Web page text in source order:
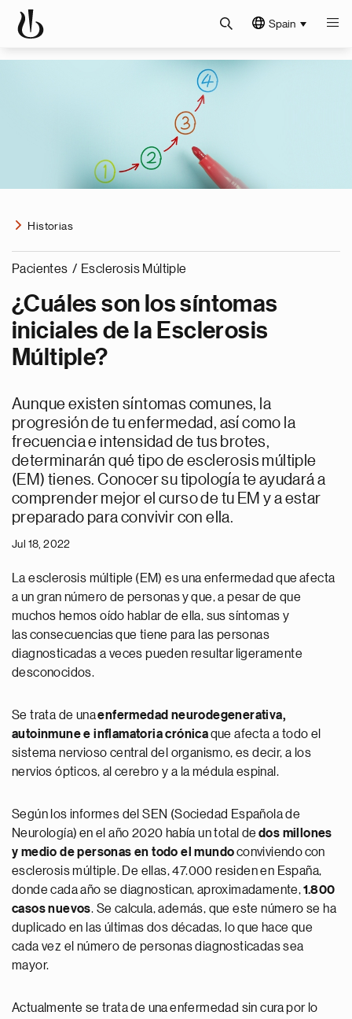
Spain
Historias
Pacientes / Esclerosis Múltiple
¿Cuáles son los síntomas
iniciales de la Esclerosis
Múltiple?
Aunque existen síntomas comunes, la
progresión de tu enfermedad, así como la
frecuencia e intensidad de tus brotes,
determinarán qué tipo de esclerosis múltiple
(EM) tienes. Conocer su tipología te ayudará a
comprender mejor el curso de tu EM y a estar
preparado para convivir con ella.
Jul 18, 2022
La esclerosis múltiple (EM) es una enfermedad que afecta
a un gran número de personas y que, a pesar de que
muchos hemos oído hablar de ella, sus síntomas y
las consecuencias que tiene para las personas
diagnosticadas a veces pueden resultar ligeramente
desconocidos.
Se trata de unaenfermedad neurodegenerativa,
autoinmune e inflamatoria crónicaque afecta a todo el
sistema nervioso central del organismo, es decir, a los
nervios ópticos, al cerebro y a la médula espinal.
Según los informes del SEN (Sociedad Española de
Neurología) en el año 2020 había un total de dos millones
y medio de personas en todo el mundoconviviendo con
esclerosis múltiple. De ellas, 47.000 residen en España,
donde cada año se diagnostican, aproximadamente,1.800
casos nuevos. Se calcula, además, que este número se ha
duplicado en las últimas dos décadas, lo que hace que
cada vez el número de personas diagnosticadas sea
mayor.
Actualmente se trata de una enfermedad sin cura por lo